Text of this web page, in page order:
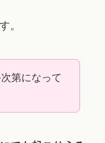
。
第になって